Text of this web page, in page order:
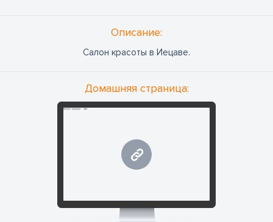
Oписание:
Салон красоты в Иецаве.
Домашняя страница: